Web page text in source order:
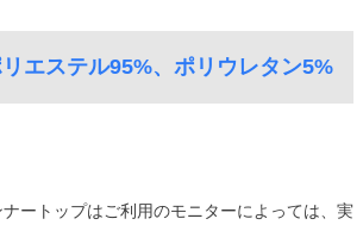
エステル95%、ポリウレタン5%
ートップはご利用のモニターによっては、実